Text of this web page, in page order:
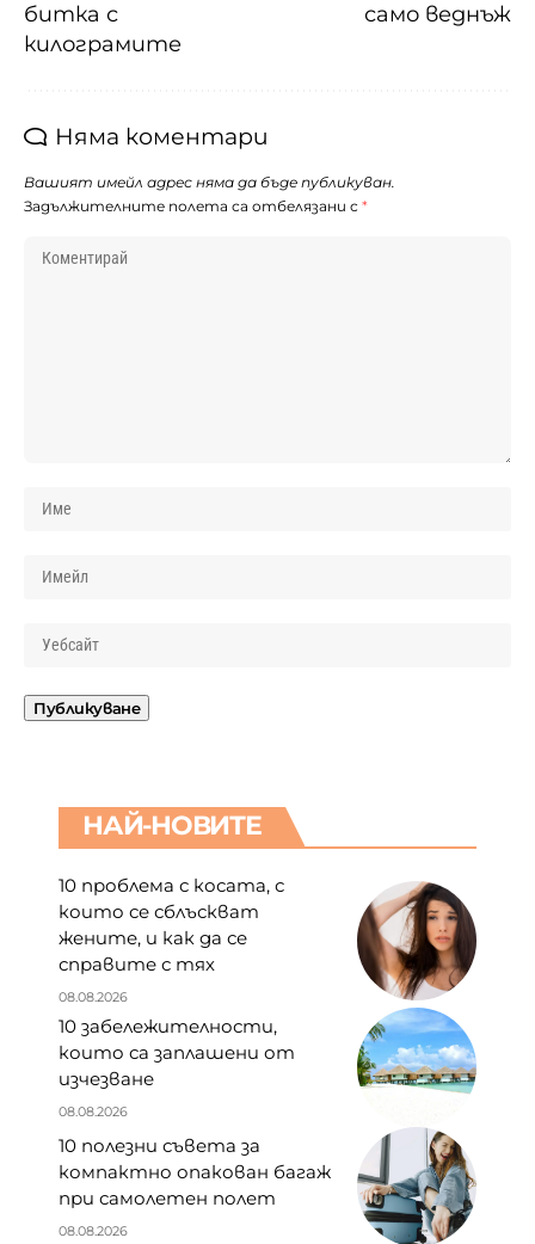
битка с
килограмите
само веднъж
Няма коментари
Вашият имейл адрес няма да бъде публикуван.
Задължителните полета са отбелязани с *
НАЙ-НОВИТЕ
10 проблема с косата, с
които се сблъскват
жените, и как да се
справите с тях
08.08.2026
10 забележителности,
които са заплашени от
изчезване
08.08.2026
10 полезни съвета за
компактно опакован багаж
при самолетен полет
08.08.2026